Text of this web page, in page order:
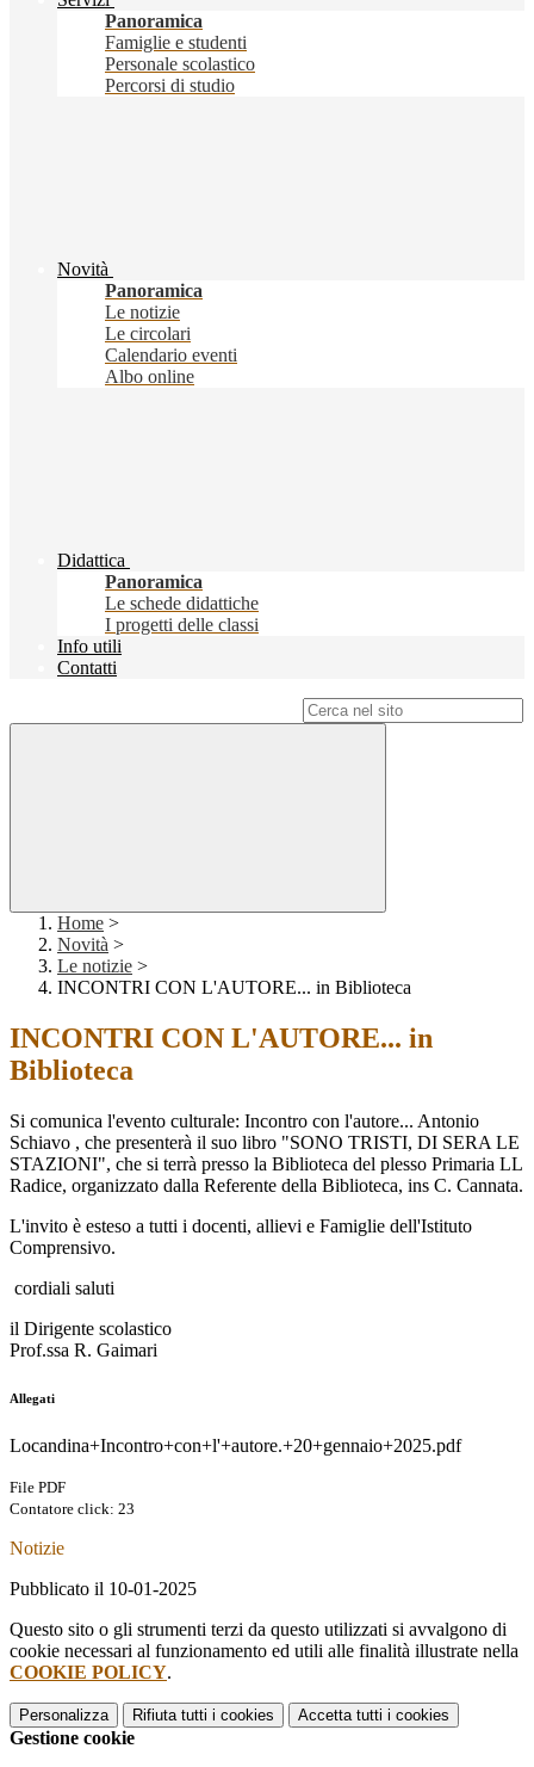
Panoramica
Famiglie e studenti
Personale scolastico
Percorsi di studio
Novità
Panoramica
Le notizie
Le circolari
Calendario eventi
Albo online
Didattica
Panoramica
Le schede didattiche
I progetti delle classi
Info utili
Contatti
Home >
Novità >
Le notizie >
INCONTRI CON L'AUTORE... in Biblioteca
INCONTRI CON L'AUTORE... in
Biblioteca
Si comunica l'evento culturale: Incontro con l'autore... Antonio
Schiavo , che presenterà il suo libro "SONO TRISTI, DI SERA LE
STAZIONI", che si terrà presso la Biblioteca del plesso Primaria LL
Radice, organizzato dalla Referente della Biblioteca, ins C. Cannata.
L'invito è esteso a tutti i docenti, allievi e Famiglie dell'Istituto
Comprensivo.
cordiali saluti
il Dirigente scolastico
Prof.ssa R. Gaimari
Allegati
Locandina+Incontro+con+l'+autore.+20+gennaio+2025.pdf
File PDF
Contatore click: 23
Notizie
Pubblicato il 10-01-2025
Questo sito o gli strumenti terzi da questo utilizzati si avvalgono di
cookie necessari al funzionamento ed utili alle finalità illustrate nella
COOKIE POLICY.
Personalizza Rifiuta tutti i cookies Accetta tutti i cookies
Gestione cookie